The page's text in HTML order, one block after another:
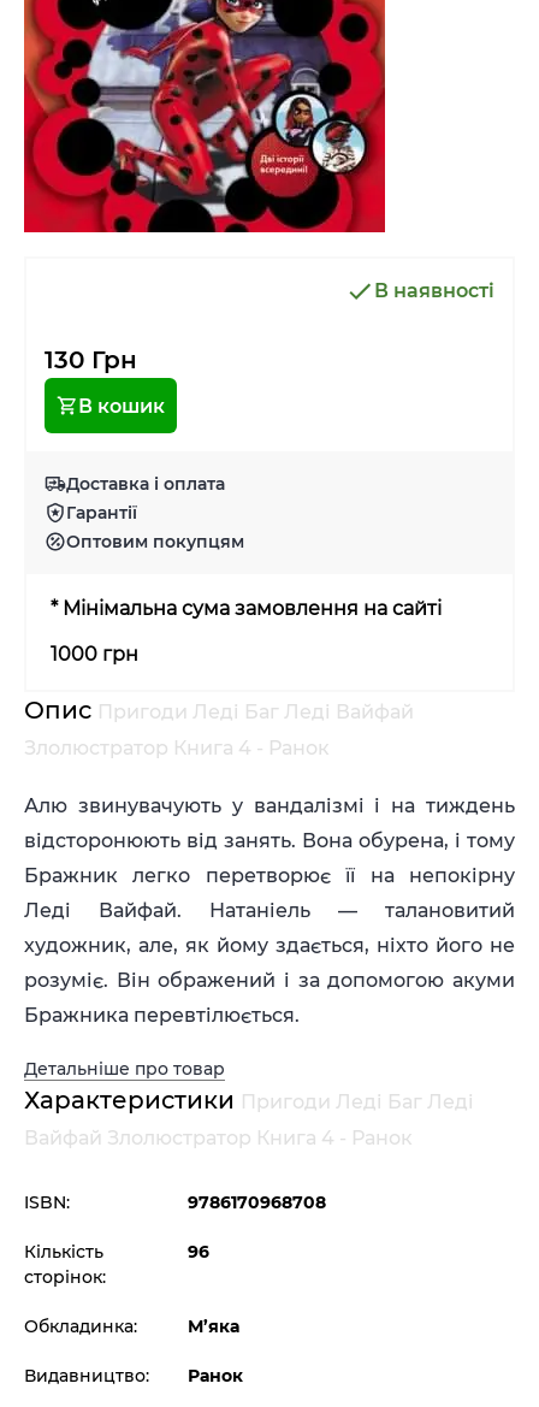
В наявності
130 Грн
В кошик
Доставка і оплата
Гарантії
Оптовим покупцям
* Мінімальна сума замовлення на сайті
1000 грн
Опис Пригоди Леді Баг Леді Вайфай
Злолюстратор Книга 4 - Ранок
Алю звинувачують у вандалізмі і на тиждень
відсторонюють від занять. Вона обурена, і тому
Бражник легко перетворює її на непокірну
Леді Вайфай. Натаніель — талановитий
художник, але, як йому здається, ніхто його не
розуміє. Він ображений і за допомогою акуми
Бражника перевтілюється.
Детальніше про товар
Характеристики Пригоди Леді Баг Леді
Вайфай Злолюстратор Книга 4 - Ранок
ISBN: 9786170968708
Кількість
сторінок:
96
Обкладинка: М’яка
Видавництво: Ранок